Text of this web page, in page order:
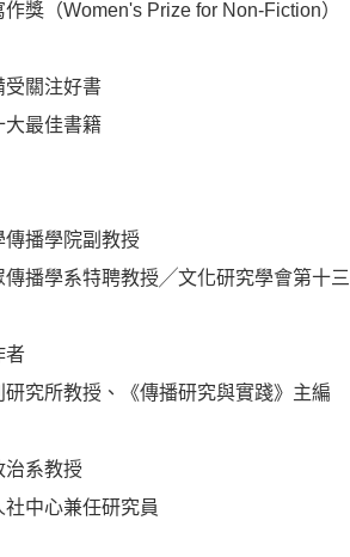
獎（Women's Prize for Non-Fiction）
關注好書
最佳書籍
傳播學院副教授
傳播學系特聘教授╱文化研究學會第十三
者
究所教授、《傳播研究與實踐》主編
治系教授
中心兼任研究員